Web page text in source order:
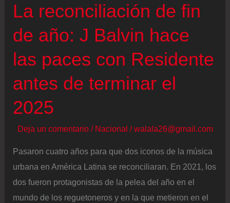
La reconciliación de fin
de año: J Balvin hace
las paces con Residente
antes de terminar el
2025
Deja un comentario / Nacional /walala26@gmail.com
Pasaron cuatro años para que dos iconos de la música
urbana en América Latina se reconciliaran. En 2021, los
dos fueron protagonistas de la pelea del año en el
mundo de los reguetoneros y en la que metieron en el